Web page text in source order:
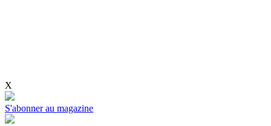
X
S'abonner au magazine